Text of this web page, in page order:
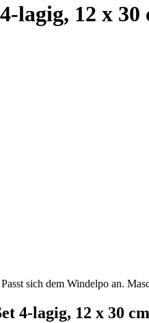
lagig, 12 x 30
sich dem Windelpo an.
4-lagig, 12 x 30 cm